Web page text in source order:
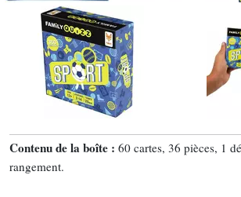
Contenu de la boîte : 60 cartes, 36 pièces, 1
rangement.